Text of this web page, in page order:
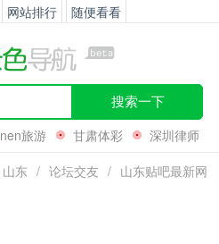
网站排行 随便看看
搜索一下
nen旅游 甘肃体彩
深圳律师
山东 / 论坛交友 / 山东贴吧最新网